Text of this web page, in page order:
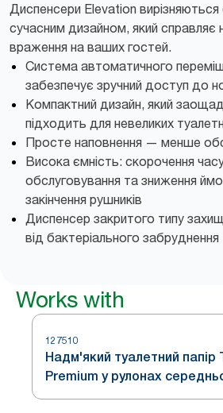
Диспенсери Elevation вирізняються
сучасним дизайном, який справляє
враження на ваших гостей.
Система автоматичного
забезпечує зручний доступ до
Компактний дизайн, який
підходить для невеликих
Просте наповнення — менше
Висока ємність: скорочення
обслуговування та зниження
закінчення рушників
Диспенсер закритого типу
від бактеріального забруднення
Works with
127510
Надм'який туалетний папір
Premium у рулонах
розміру — 3 шари